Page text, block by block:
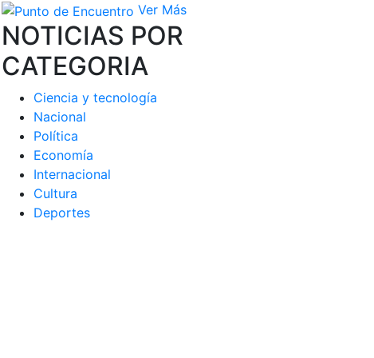
Ver Más
NOTICIAS POR
CATEGORIA
Ciencia y tecnología
Nacional
Política
Economía
Internacional
Cultura
Deportes